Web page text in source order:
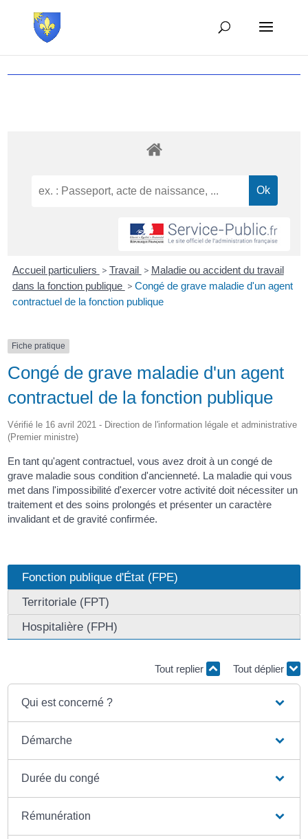
Accueil particuliers > Travail > Maladie ou accident du travail
dans la fonction publique > Congé de grave maladie d'un agent
contractuel de la fonction publique
Fiche pratique
Congé de grave maladie d'un agent
contractuel de la fonction publique
Vérifié le 16 avril 2021 - Direction de l'information légale et administrative
(Premier ministre)
En tant qu'agent contractuel, vous avez droit à un congé de
grave maladie sous condition d'ancienneté. La maladie qui vous
met dans l'impossibilité d'exercer votre activité doit nécessiter un
traitement et des soins prolongés et présenter un caractère
invalidant et de gravité confirmée.
Fonction publique d'État (FPE)
Territoriale (FPT)
Hospitalière (FPH)
Tout replier Tout déplier
Qui est concerné ?
Démarche
Durée du congé
Rémunération